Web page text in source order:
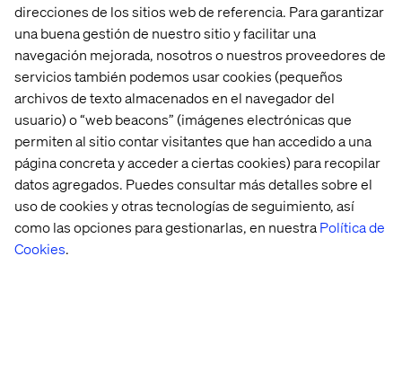
direcciones de los sitios web de referencia. Para garantizar
una buena gestión de nuestro sitio y facilitar una
navegación mejorada, nosotros o nuestros proveedores de
servicios también podemos usar cookies (pequeños
archivos de texto almacenados en el navegador del
usuario) o “web beacons” (imágenes electrónicas que
permiten al sitio contar visitantes que han accedido a una
página concreta y acceder a ciertas cookies) para recopilar
datos agregados. Puedes consultar más detalles sobre el
uso de cookies y otras tecnologías de seguimiento, así
como las opciones para gestionarlas, en nuestraPolítica de
Cookies.
Why Valtech
Valtech helps leading manufacturers and distributors
build connected experiences that drive measurable
growth. With deep expertise in composable
architectures, data, and AI, we partner with global B2B
brands to move beyond transformation and into
continuous evolution.